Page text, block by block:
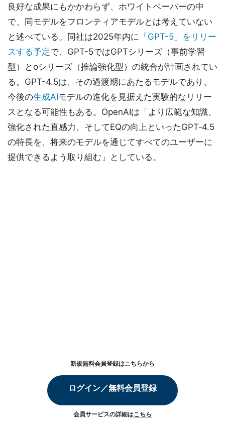
良好な成果にもかかわらず、ホワイトペーパーの中
で、同モデルをフロンティアモデルとは考えていない
と述べている。同社は2025年内に 「GPT-5」をリリー
スする予定で、GPT-5ではGPTシリーズ（事前学習
型）とoシリーズ（推論強化型）の統合が計画されてい
る。GPT-4.5は、その過渡期にあたるモデルであり、
今後の生成AIモデルの進化を見据えた実験的なリリー
スとなる可能性もある。OpenAIは「より広範な知識、
強化された直感力、そしてEQの向上といったGPT‑4.5
の特長を、将来のモデルを通じてすべてのユーザーに
提供できるよう取り組む」としている。
新規無料会員登録はこちらから
ログイン／無料会員登録
会員サービスの詳細はこちら